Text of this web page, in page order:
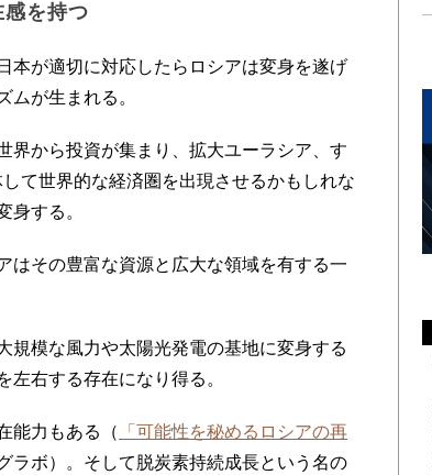
を持つ
が適切に対応したらロシアは変身を遂げ
ムが生まれる。
から投資が集まり、拡大ユーラシア、す
て世界的な経済圏を出現させるかもしれな
身する。
その豊富な資源と広大な領域を有する一
模な風力や太陽光発電の基地に変身する
右する存在になり得る。
能力もある（
「可能性を秘めるロシアの再
ラボ）。そして脱炭素持続成長という名の